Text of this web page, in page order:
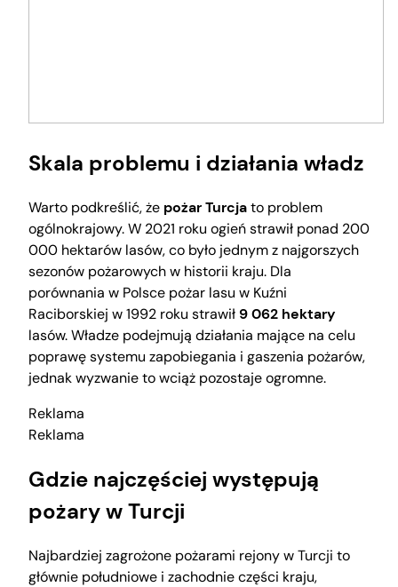
Skala problemu i działania władz
Warto podkreślić, że pożar Turcjato problem
ogólnokrajowy. W 2021 roku ogień strawił ponad 200
000 hektarów lasów, co było jednym z najgorszych
sezonów pożarowych w historii kraju. Dla
porównania w Polsce pożar lasu w Kuźni
Raciborskiej w 1992 roku strawił 9 062 hektary
lasów. Władze podejmują działania mające na celu
poprawę systemu zapobiegania i gaszenia pożarów,
jednak wyzwanie to wciąż pozostaje ogromne.
Reklama
Reklama
Gdzie najczęściej występują
pożary w Turcji
Najbardziej zagrożone pożarami rejony w Turcji to
głównie południowe i zachodnie części kraju,